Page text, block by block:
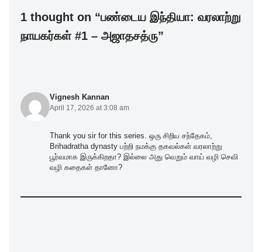
o
k
p
1 thought on “பண்டைய இந்தியா: வரலாற்று
நாயகர்கள் #1 – அஜாதசத்ரு”
Vignesh Kannan
April 17, 2026 at 3:08 am
Thank you sir for this series. ஒரு சிறிய சந்தேகம்,
Brihadratha dynasty பற்றி நமக்கு தகவல்கள் வரலாற்று
பூர்வமாக இருக்கிறதா? இல்லை அது வெறும் வாய் வழி செவி
வழி கதைகள் தானோ?